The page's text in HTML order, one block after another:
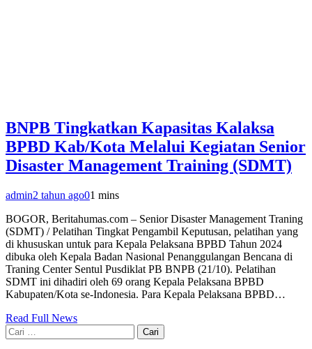
BNPB Tingkatkan Kapasitas Kalaksa
BPBD Kab/Kota Melalui Kegiatan Senior
Disaster Management Training (SDMT)
admin2 tahun ago01 mins
BOGOR, Beritahumas.com – Senior Disaster Management Traning
(SDMT) / Pelatihan Tingkat Pengambil Keputusan, pelatihan yang
di khususkan untuk para Kepala Pelaksana BPBD Tahun 2024
dibuka oleh Kepala Badan Nasional Penanggulangan Bencana di
Traning Center Sentul Pusdiklat PB BNPB (21/10). Pelatihan
SDMT ini dihadiri oleh 69 orang Kepala Pelaksana BPBD
Kabupaten/Kota se-Indonesia. Para Kepala Pelaksana BPBD…
Read Full News
Cari
untuk: